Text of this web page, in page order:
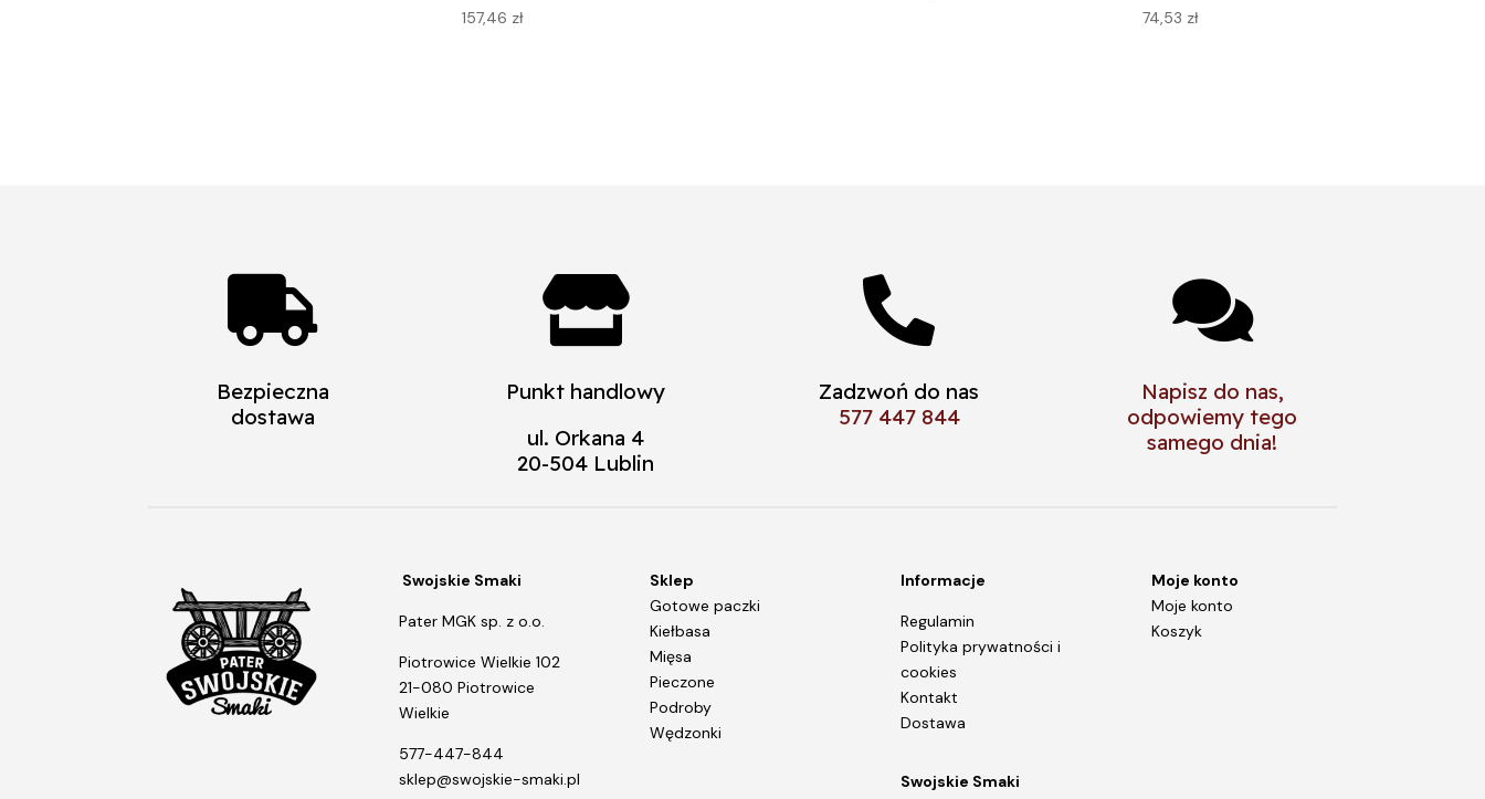
157,46 zł 74,53 zł

Bezpieczna
dostawa

Punkt handlowy
ul. Orkana 4
20-504 Lublin

Zadzwoń do nas
577 447 844

Napisz do nas,
odpowiemy tego
samego dnia!
Swojskie Smaki
Pater MGK sp. z o.o.
Piotrowice Wielkie 102
21-080 Piotrowice
Wielkie
577-447-844
sklep@swojskie-smaki.pl
Sklep
Gotowe paczki
Kiełbasa
Mięsa
Pieczone
Podroby
Wędzonki
Informacje
Regulamin
Polityka prywatności i
cookies
Kontakt
Dostawa
Swojskie Smaki
Moje konto
Moje konto
Koszyk